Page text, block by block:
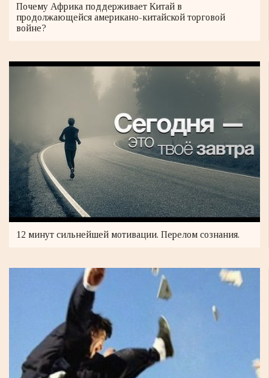
Почему Африка поддерживает Китай в
продолжающейся американо-китайской торговой
войне?
12 минут сильнейшей мотивации. Перелом сознания.